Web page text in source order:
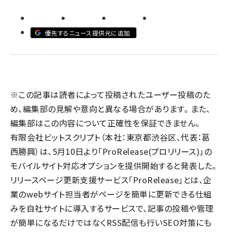
セミナー (2306)
優先するニュース提供元に追加
※この記事は読者によって投稿されたユーザー投稿のた
め、編集部の見解や意向と異なる場合があります。 また、
編集部はこの内容について正確性を保証できません。
有限会社ビットスクリプト（本社：東京都渋谷区、代表：葛
西勝興）は、5月10日より「ProRelease(プロリリース)」の
モバイルサイト対応オプションを提供開始すると発表した。
リリースページ更新支援サービス「ProRelease」とは、企
業のwebサイト担当者がページを簡単に更新できる仕組
みを自社サイトに導入するサービスで、記事の投稿や管理
が簡単になるだけではなくRSS配信も行いSEO対策にも